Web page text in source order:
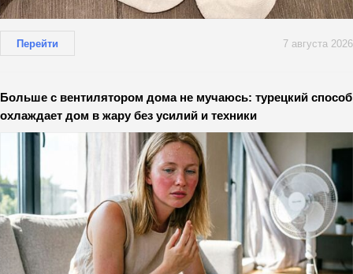
Перейти 7 августа 2026
Больше с вентилятором дома не мучаюсь: турецкий способ
охлаждает дом в жару без усилий и техники